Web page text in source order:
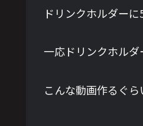
ドリンクホルダー
一応ドリンクホル
こんな動画作るぐ